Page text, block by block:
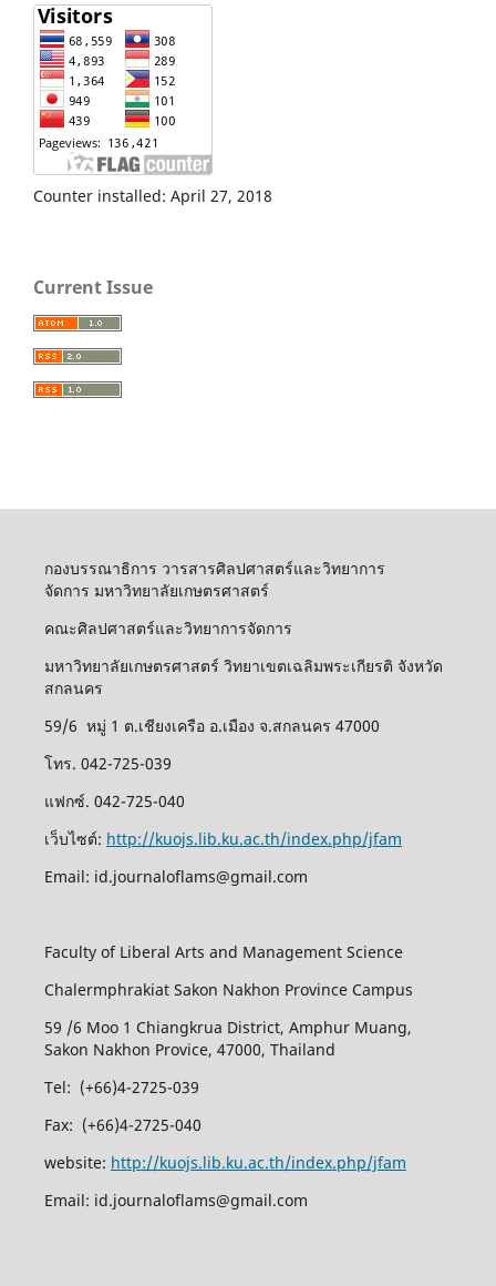
Counter installed: April 27, 2018
Current Issue
กองบรรณาธิการ วารสารศิลปศาสตร์และวิทยาการ
จัดการ มหาวิทยาลัยเกษตรศาสตร์
คณะศิลปศาสตร์และวิทยาการจัดการ
มหาวิทยาลัยเกษตรศาสตร์ วิทยาเขตเฉลิมพระเกียรติ จังหวัด
สกลนคร
59/6 หมู่ 1 ต.เชียงเครือ อ.เมือง จ.สกลนคร 47000
โทร. 042-725-039
แฟกซ์. 042-725-040
เว็บไซต์: http://kuojs.lib.ku.ac.th/index.php/jfam
Email: id.journaloflams@gmail.com
Faculty of Liberal Arts and Management Science
Chalermphrakiat Sakon Nakhon Province Campus
59 /6 Moo 1 Chiangkrua District, Amphur Muang,
Sakon Nakhon Provice, 47000, Thailand
Tel: (+66)4-2725-039
Fax: (+66)4-2725-040
website: http://kuojs.lib.ku.ac.th/index.php/jfam
Email: id.journaloflams@gmail.com